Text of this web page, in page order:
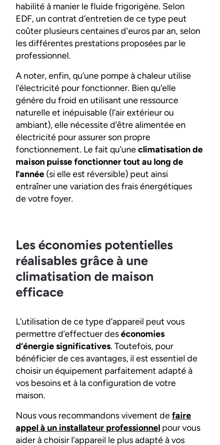
habilité à manier le fluide frigorigène. Selon
EDF, un contrat d’entretien de ce type peut
coûter plusieurs centaines d'euros par an, selon
les différentes prestations proposées par le
professionnel.
A noter, enfin, qu’une pompe à chaleur utilise
l’électricité pour fonctionner. Bien qu’elle
génère du froid en utilisant une ressource
naturelle et inépuisable (l’air extérieur ou
ambiant), elle nécessite d’être alimentée en
électricité pour assurer son propre
fonctionnement. Le fait qu’uneclimatisation de
maison puisse fonctionner tout au long de
l’année (si elle est réversible) peut ainsi
entraîner une variation des frais énergétiques
de votre foyer.
Les économies potentielles
réalisables grâce à une
climatisation de maison
efficace
L’utilisation de ce type d’appareil peut vous
permettre d’effectuer deséconomies
d’énergie significatives. Toutefois, pour
bénéficier de ces avantages, il est essentiel de
choisir un équipement parfaitement adapté à
vos besoins et à la configuration de votre
maison.
Nous vous recommandons vivement defaire
appel à un installateur professionnel pour vous
aider à choisir l’appareil le plus adapté à vos